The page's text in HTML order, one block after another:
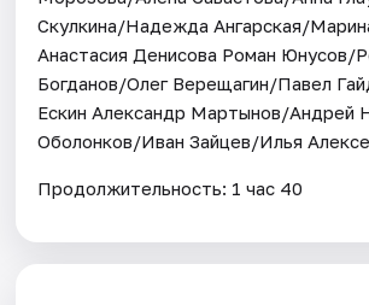
Скулкина/Надежда Ангарская/
Анастасия Денисова Роман Юнусов/
Богданов/Олег Верещагин/Павел
Ескин Александр Мартынов/Андрей
Оболонков/Иван Зайцев/Илья
Продолжительность: 1 час 40